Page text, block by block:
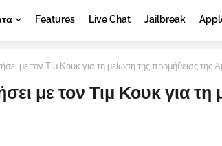
Features Live Chat Jailbreak
με τον Τιμ Κουκ για τη μείωση της προμήθειας της
με τον Τιμ Κουκ για τη